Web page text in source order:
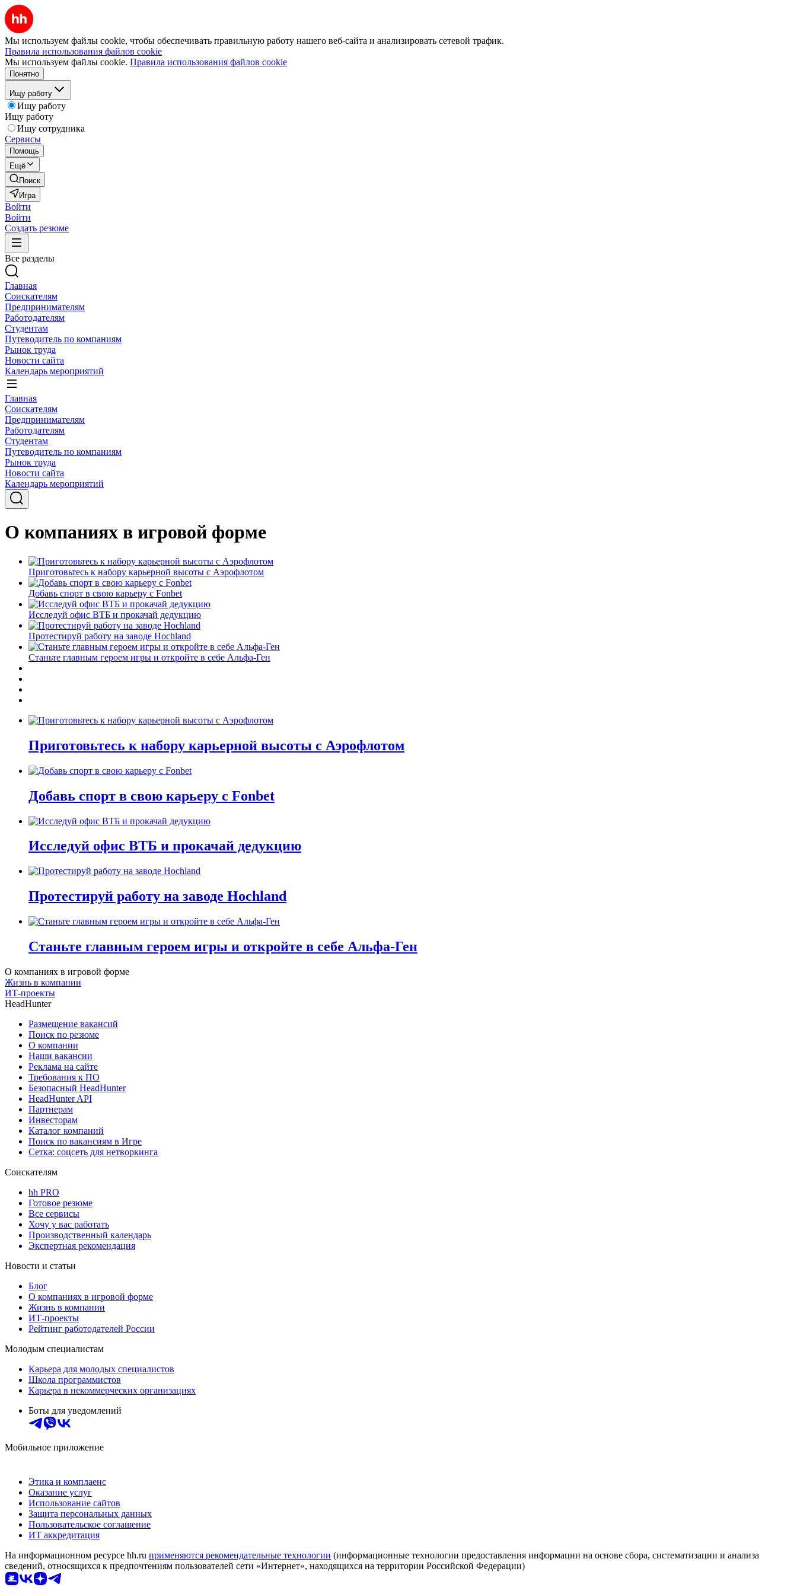
Мы используем файлы cookie, чтобы обеспечивать правильную работу нашего веб-сайта и анализировать сетевой трафик.
Правила использования файлов cookie
Мы используем файлы cookie. Правила использования файлов cookie
Понятно
Ищу работу
Ищу работу
Ищу работу
Ищу сотрудника
Сервисы
Помощь
Ещё
Поиск
Игра
Войти
Войти
Создать резюме
Все разделы
Главная
Соискателям
Предпринимателям
Работодателям
Студентам
Путеводитель по компаниям
Рынок труда
Новости сайта
Календарь мероприятий
Главная
Соискателям
Предпринимателям
Работодателям
Студентам
Путеводитель по компаниям
Рынок труда
Новости сайта
Календарь мероприятий
О компаниях в игровой форме
Приготовьтесь к набору карьерной высоты с Аэрофлотом
Добавь спорт в свою карьеру с Fonbet
Исследуй офис ВТБ и прокачай дедукцию
Протестируй работу на заводе Hochland
Станьте главным героем игры и откройте в себе Альфа-Ген
Приготовьтесь к набору карьерной высоты с Аэрофлотом
Добавь спорт в свою карьеру с Fonbet
Исследуй офис ВТБ и прокачай дедукцию
Протестируй работу на заводе Hochland
Станьте главным героем игры и откройте в себе Альфа-Ген
О компаниях в игровой форме
Жизнь в компании
ИТ-проекты
HeadHunter
Размещение вакансий
Поиск по резюме
О компании
Наши вакансии
Реклама на сайте
Требования к ПО
Безопасный HeadHunter
HeadHunter API
Партнерам
Инвесторам
Каталог компаний
Поиск по вакансиям в Игре
Сетка: соцсеть для нетворкинга
Соискателям
hh PRO
Готовое резюме
Все сервисы
Хочу у вас работать
Производственный календарь
Экспертная рекомендация
Новости и статьи
Блог
О компаниях в игровой форме
Жизнь в компании
ИТ-проекты
Рейтинг работодателей России
Молодым специалистам
Карьера для молодых специалистов
Школа программистов
Карьера в некоммерческих организациях
Боты для уведомлений
Мобильное приложение
Этика и комплаенс
Оказание услуг
Использование сайтов
Защита персональных данных
Пользовательское соглашение
ИТ аккредитация
На информационном ресурсе hh.ru применяются рекомендательные технологии (информационные технологии предоставления информации на основе сбора, систематизации и анализа
сведений, относящихся к предпочтениям пользователей сети «Интернет», находящихся на территории Российской Федерации)